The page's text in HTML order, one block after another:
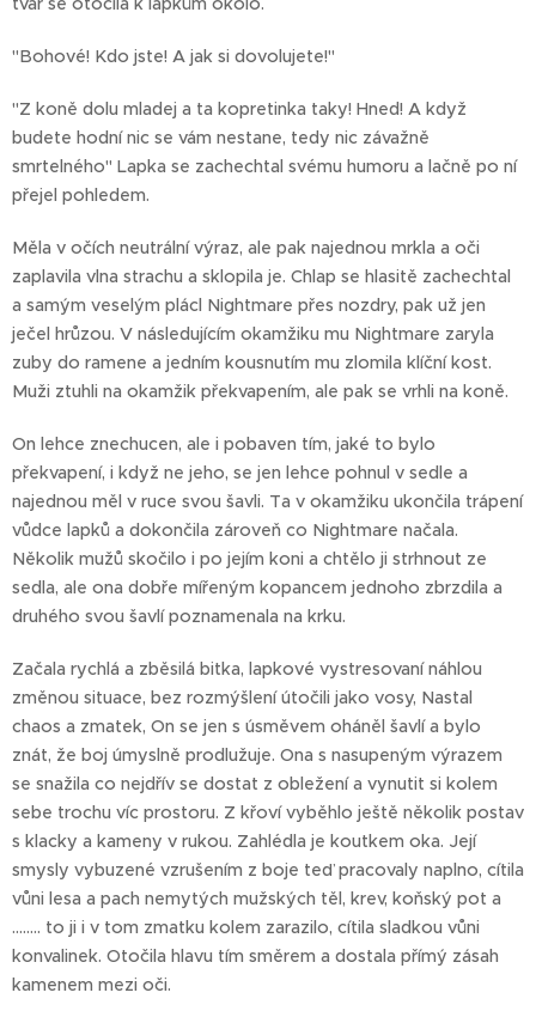
"Bohové! Kdo jste! A jak si dovolujete!"
"Z koně dolu mladej a ta kopretinka taky! Hned! A když
budete hodní nic se vám nestane, tedy nic závažně
smrtelného" Lapka se zachechtal svému humoru a lačně po ní
přejel pohledem.
Měla v očích neutrální výraz, ale pak najednou mrkla a oči
zaplavila vlna strachu a sklopila je. Chlap se hlasitě zachechtal
a samým veselým plácl Nightmare přes nozdry, pak už jen
ječel hrůzou. V následujícím okamžiku mu Nightmare zaryla
zuby do ramene a jedním kousnutím mu zlomila klíční kost.
Muži ztuhli na okamžik překvapením, ale pak se vrhli na koně.
On lehce znechucen, ale i pobaven tím, jaké to bylo
překvapení, i když ne jeho, se jen lehce pohnul v sedle a
najednou měl v ruce svou šavli. Ta v okamžiku ukončila trápení
vůdce lapků a dokončila zároveň co Nightmare načala.
Několik mužů skočilo i po jejím koni a chtělo ji strhnout ze
sedla, ale ona dobře mířeným kopancem jednoho zbrzdila a
druhého svou šavlí poznamenala na krku.
Začala rychlá a zběsilá bitka, lapkové vystresovaní náhlou
změnou situace, bez rozmýšlení útočili jako vosy, Nastal
chaos a zmatek, On se jen s úsměvem oháněl šavlí a bylo
znát, že boj úmyslně prodlužuje. Ona s nasupeným výrazem
se snažila co nejdřív se dostat z obležení a vynutit si kolem
sebe trochu víc prostoru. Z křoví vyběhlo ještě několik postav
s klacky a kameny v rukou. Zahlédla je koutkem oka. Její
smysly vybuzené vzrušením z boje teď pracovaly naplno, cítila
vůni lesa a pach nemytých mužských těl, krev, koňský pot a
........ to ji i v tom zmatku kolem zarazilo, cítila sladkou vůni
konvalinek. Otočila hlavu tím směrem a dostala přímý zásah
kamenem mezi oči.